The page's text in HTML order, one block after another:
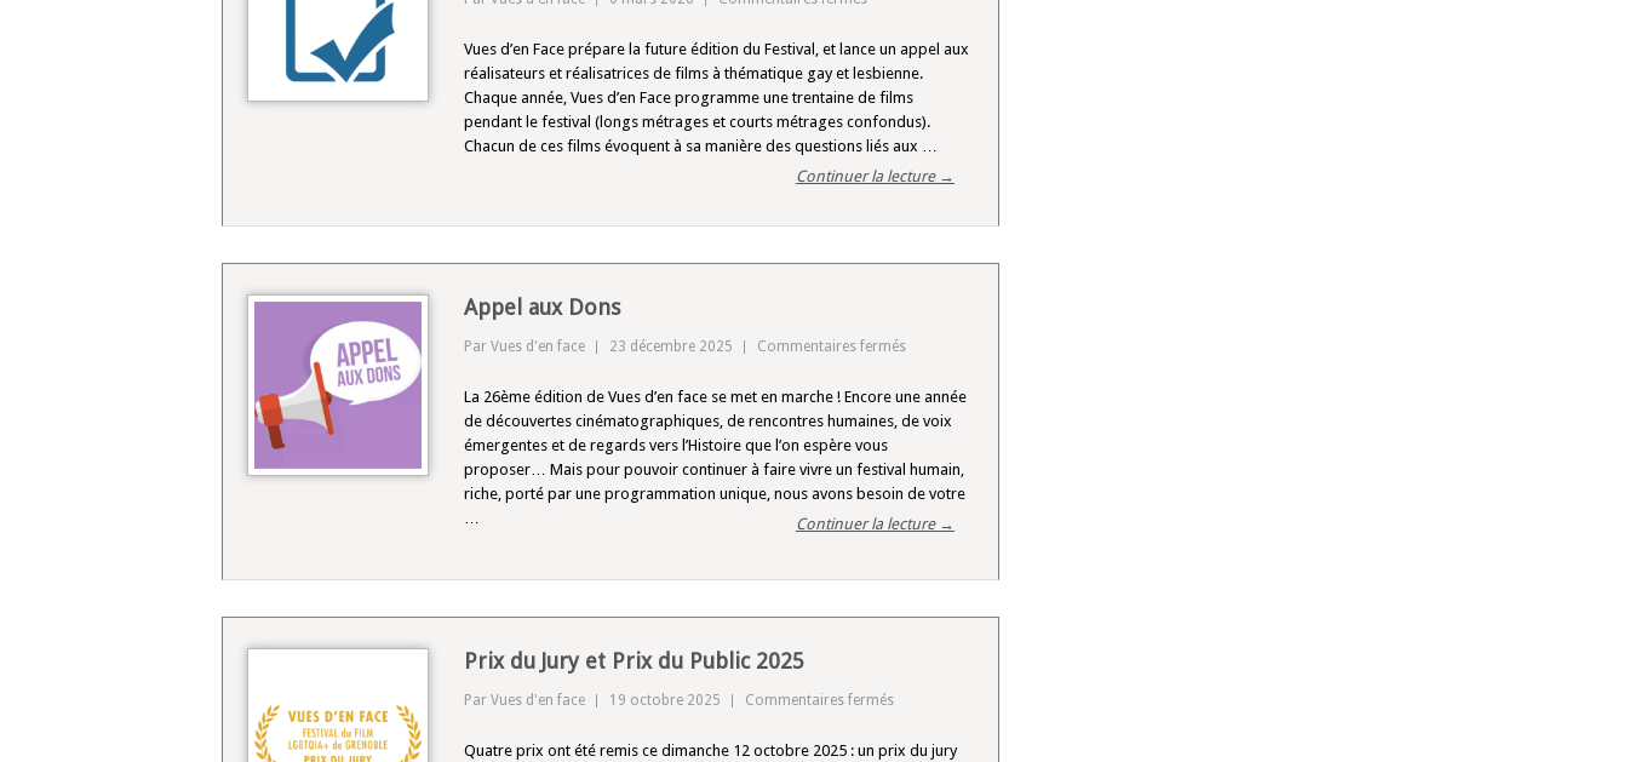
sélection
des
films
de
2026
!
Vues d’en Face prépare la future édition du Festival, et lance un appel aux
réalisateurs et réalisatrices de films à thématique gay et lesbienne.
Chaque année, Vues d’en Face programme une trentaine de films
pendant le festival (longs métrages et courts métrages confondus).
Chacun de ces films évoquent à sa manière des questions liés aux …
Continuer la lecture →
Appel aux Dons
Par Vues d'en face 23 décembre 2025 Commentaires ferméssur
aux
Dons
La 26ème édition de Vues d’en face se met en marche ! Encore une année
de découvertes cinématographiques, de rencontres humaines, de voix
émergentes et de regards vers l’Histoire que l’on espère vous
proposer… Mais pour pouvoir continuer à faire vivre un festival humain,
riche, porté par une programmation unique, nous avons besoin de votre
…
Continuer la lecture →
Prix du Jury et Prix du Public 2025
Par Vues d'en face 19 octobre 2025 Commentaires ferméssur
du
Quatre prix ont été remis ce dimanche 12 octobre 2025 : un prix du jury